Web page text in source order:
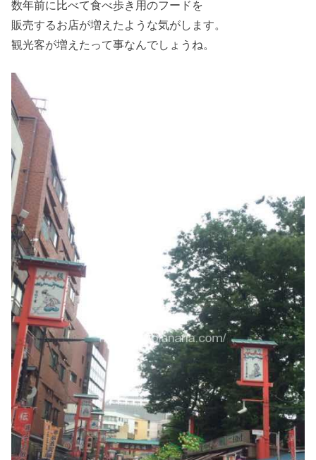
数年前に比べて食べ歩き用のフードを
販売するお店が増えたような気がします。
観光客が増えたって事なんでしょうね。